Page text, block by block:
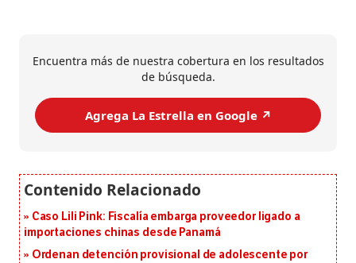
Encuentra más de nuestra cobertura en los resultados
de búsqueda.
Agrega La Estrella en Google ↗️
Caso Lili Pink: Fiscalía embarga proveedor ligado a
importaciones chinas desde Panamá
Ordenan detención provisional de adolescente por